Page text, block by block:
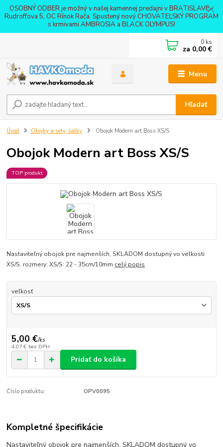
OSOBNÝ ODBER je možný v našej kamennej predajni v BRATISLAVE -
Rudroffova 5, OC Rínok Rača. Spustený nový CHOVATEĽSKÝ PROGRAM
s krmivami AMBROSIA a BLACK OLYMPUS!
Menu
Hľadať
0 ks
za 0,00 €
Úvod Obojky a sety, šatky Obojok Modern art Boss XS/S
Obojok Modern art Boss XS/S
TOP produkt
Nastaviteľný obojok pre najmenších, SKLADOM dostupný vo veľkosti
XS/S. rozmery: XS/S: 22 - 35cm/10mm celý popis
veľkosť
5,00 €/ks
4,07 € bez DPH
Pridať do košíka
Číslo produktu: OPV0095
Kompletné špecifikácie
Nastaviteľný obojok pre najmenších, SKLADOM dostupný vo